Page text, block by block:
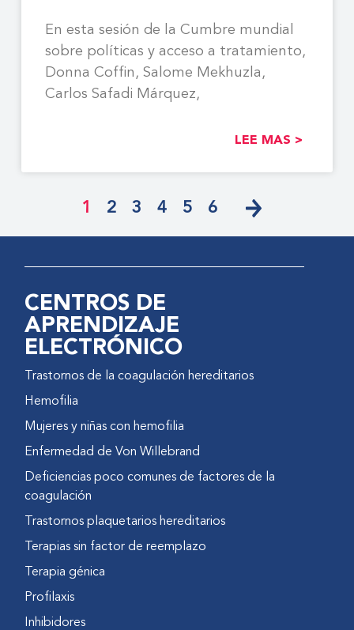
En esta sesión de la Cumbre mundial
sobre políticas y acceso a tratamiento,
Donna Coffin, Salome Mekhuzla,
Carlos Safadi Márquez,
LEE MAS >
1 2 3 4 5 6
CENTROS DE
APRENDIZAJE
ELECTRÓNICO
Trastornos de la coagulación hereditarios
Hemofilia
Mujeres y niñas con hemofilia
Enfermedad de Von Willebrand
Deficiencias poco comunes de factores de la
coagulación
Trastornos plaquetarios hereditarios
Terapias sin factor de reemplazo
Terapia génica
Profilaxis
Inhibidores